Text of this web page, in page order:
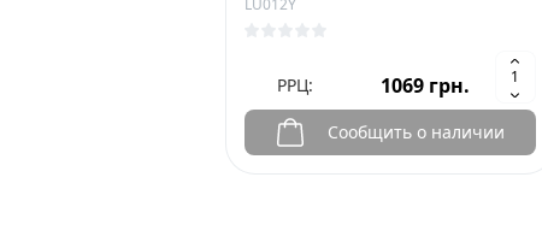
LU012Y
РРЦ: 1069 грн.
Сообщить о наличии